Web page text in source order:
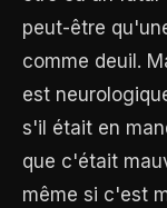
peut-être
comme deuil.
est
s'il était en
que c'était
même si c'est